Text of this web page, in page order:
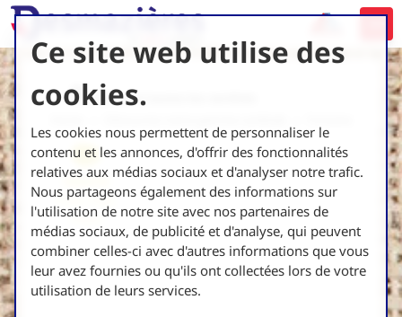
Ce site web utilise des
cookies.
Les cookies nous permettent de personnaliser le
contenu et les annonces, d'offrir des fonctionnalités
relatives aux médias sociaux et d'analyser notre trafic.
Nous partageons également des informations sur
l'utilisation de notre site avec nos partenaires de
médias sociaux, de publicité et d'analyse, qui peuvent
combiner celles-ci avec d'autres informations que vous
leur avez fournies ou qu'ils ont collectées lors de votre
utilisation de leurs services.
Retourner à toutes les variétés
Industrie
Frites, Chips,
Flocon